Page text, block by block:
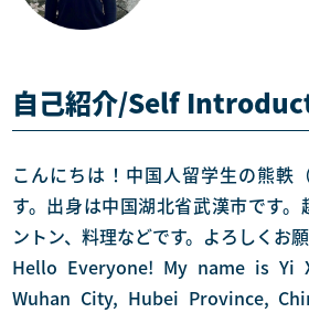
自己紹介/Self
こんにちは！中国人留学生の熊軼
す。出身は中国湖北省武漢市です。
ントン、料理などです。よろしくお願
Hello Everyone! My name is Yi
Wuhan City, Hubei Province,